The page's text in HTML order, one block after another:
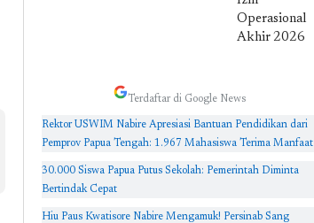
Terdaftar di Google News
Rektor USWIM Nabire Apresiasi Bantuan Pendidikan dari
Pemprov Papua Tengah: 1.967 Mahasiswa Terima Manfaat
30.000 Siswa Papua Putus Sekolah: Pemerintah Diminta
Bertindak Cepat
Hiu Paus Kwatisore Nabire Mengamuk! Persinab Sang